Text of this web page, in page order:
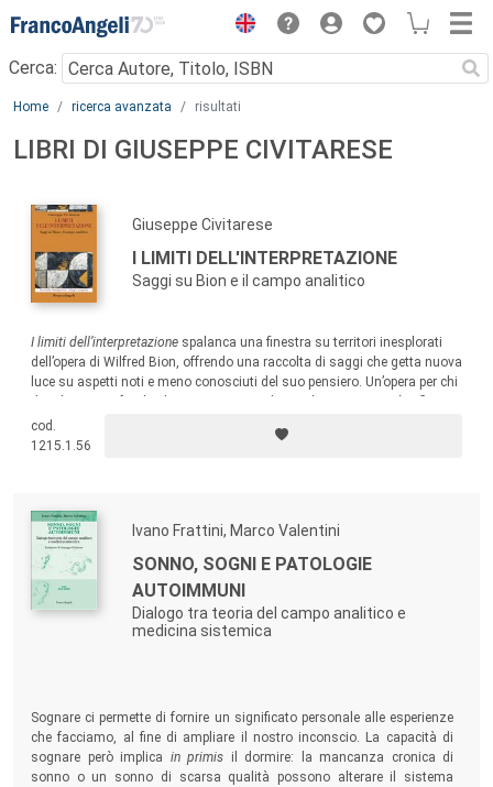
Menu
Cerca:
Main content
Home ricerca avanzata risultati
LIBRI DI GIUSEPPE CIVITARESE
Giuseppe Civitarese
I LIMITI DELL'INTERPRETAZIONE
Saggi su Bion e il campo analitico
I limiti dell’interpretazione spalanca una finestra su territori inesplorati
dell’opera di Wilfred Bion, offrendo una raccolta di saggi che getta nuova
luce su aspetti noti e meno conosciuti del suo pensiero. Un’opera per chi
del panorama psicoanalitico e per chi è alla ricerca di nuove prospettive
sulla mente umana.
cod.
1215.1.56
Ivano Frattini, Marco Valentini
SONNO, SOGNI E PATOLOGIE
AUTOIMMUNI
Dialogo tra teoria del campo analitico e
medicina sistemica
Sognare ci permette di fornire un significato personale alle esperienze
che facciamo, al fine di ampliare il nostro inconscio. La capacità di
sognare però implica in primis il dormire: la mancanza cronica di
sonno o un sonno di scarsa qualità possono alterare il sistema